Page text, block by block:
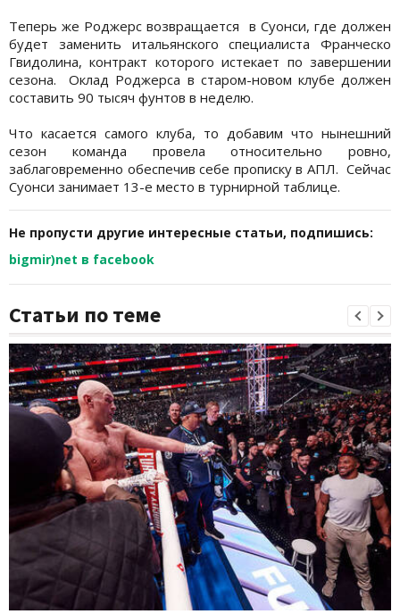
Теперь же Роджерс возвращается в Суонси, где должен
будет заменить итальянского специалиста Франческо
Гвидолина, контракт которого истекает по завершении
сезона. Оклад Роджерса в старом-новом клубе должен
составить 90 тысяч фунтов в неделю.
Что касается самого клуба, то добавим что нынешний
сезон команда провела относительно ровно,
заблаговременно обеспечив себе прописку в АПЛ. Сейчас
Суонси занимает 13-е место в турнирной таблице.
Не пропусти другие интересные статьи, подпишись:
bigmir)net в facebook
Статьи по теме